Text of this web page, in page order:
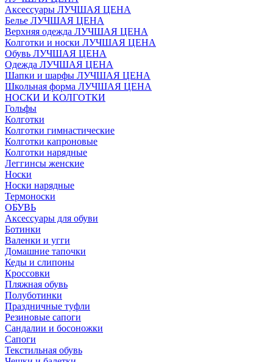
Аксессуары ЛУЧШАЯ ЦЕНА
Белье ЛУЧШАЯ ЦЕНА
Верхняя одежда ЛУЧШАЯ ЦЕНА
Колготки и носки ЛУЧШАЯ ЦЕНА
Обувь ЛУЧШАЯ ЦЕНА
Одежда ЛУЧШАЯ ЦЕНА
Шапки и шарфы ЛУЧШАЯ ЦЕНА
Школьная форма ЛУЧШАЯ ЦЕНА
НОСКИ И КОЛГОТКИ
Гольфы
Колготки
Колготки гимнастические
Колготки капроновые
Колготки нарядные
Леггинсы женские
Носки
Носки нарядные
Термоноски
ОБУВЬ
Аксессуары для обуви
Ботинки
Валенки и угги
Домашние тапочки
Кеды и слипоны
Кроссовки
Пляжная обувь
Полуботинки
Праздничные туфли
Резиновые сапоги
Сандалии и босоножки
Сапоги
Текстильная обувь